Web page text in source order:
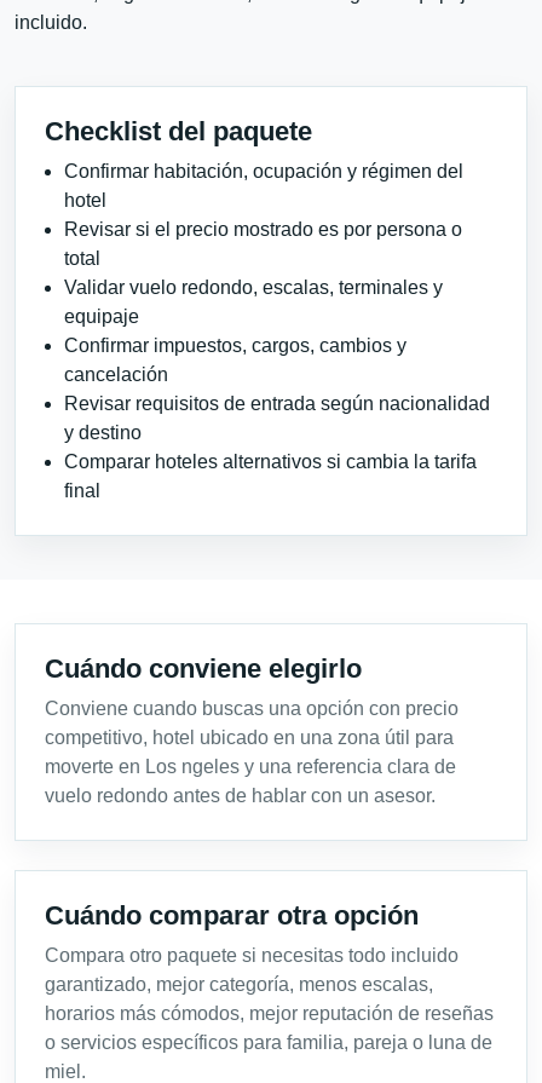
incluido.
Checklist del paquete
Confirmar habitación, ocupación y régimen del
hotel
Revisar si el precio mostrado es por persona o
total
Validar vuelo redondo, escalas, terminales y
equipaje
Confirmar impuestos, cargos, cambios y
cancelación
Revisar requisitos de entrada según nacionalidad
y destino
Comparar hoteles alternativos si cambia la tarifa
final
Cuándo conviene elegirlo
Conviene cuando buscas una opción con precio
competitivo, hotel ubicado en una zona útil para
moverte en Los ngeles y una referencia clara de
vuelo redondo antes de hablar con un asesor.
Cuándo comparar otra opción
Compara otro paquete si necesitas todo incluido
garantizado, mejor categoría, menos escalas,
horarios más cómodos, mejor reputación de reseñas
o servicios específicos para familia, pareja o luna de
miel.